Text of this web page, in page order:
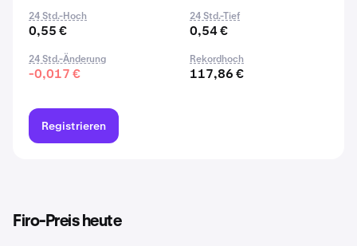
24 Std.-Hoch
0,55 €
24 Std.-Tief
0,54 €
24 Std.-Änderung
-0,017 €
Rekordhoch
117,86 €
Registrieren
Firo-Preis heute